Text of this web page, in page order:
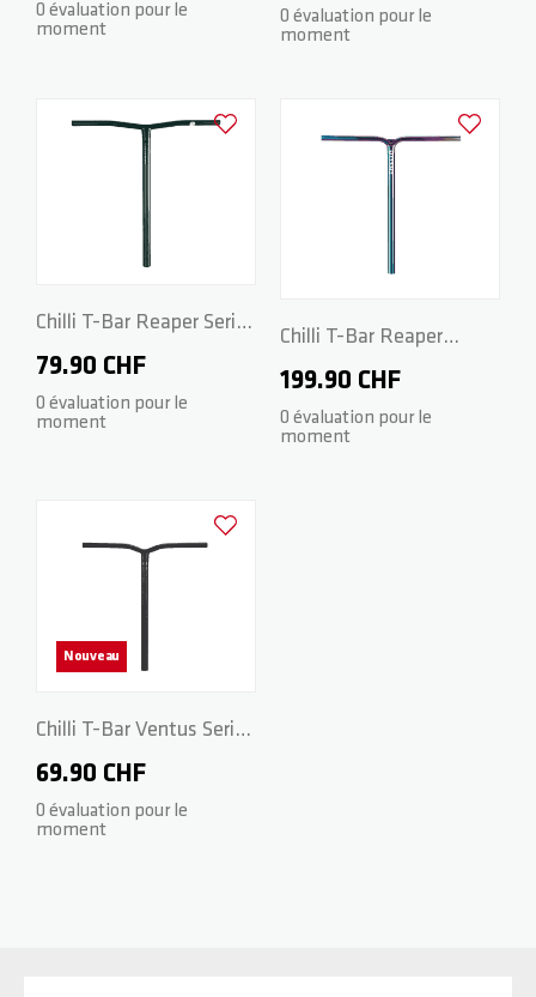
0 évaluation pour le
moment
0 évaluation pour le
moment
Chilli T-Bar Reaper Series
- Steel 58/58cm - Black
79.90 CHF
0 évaluation pour le
moment
Ajouter à la liste d'achats
Chilli T-Bar Reaper
Reloaded V2 Series -
CrMo 60/60cm -
199.90 CHF
0 évaluation pour le
moment
Ajouter à
Nouveau
Chilli T-Bar Ventus Series
- CrMo 58/56cm - Black
69.90 CHF
0 évaluation pour le
moment
Ajouter à la liste d'achats